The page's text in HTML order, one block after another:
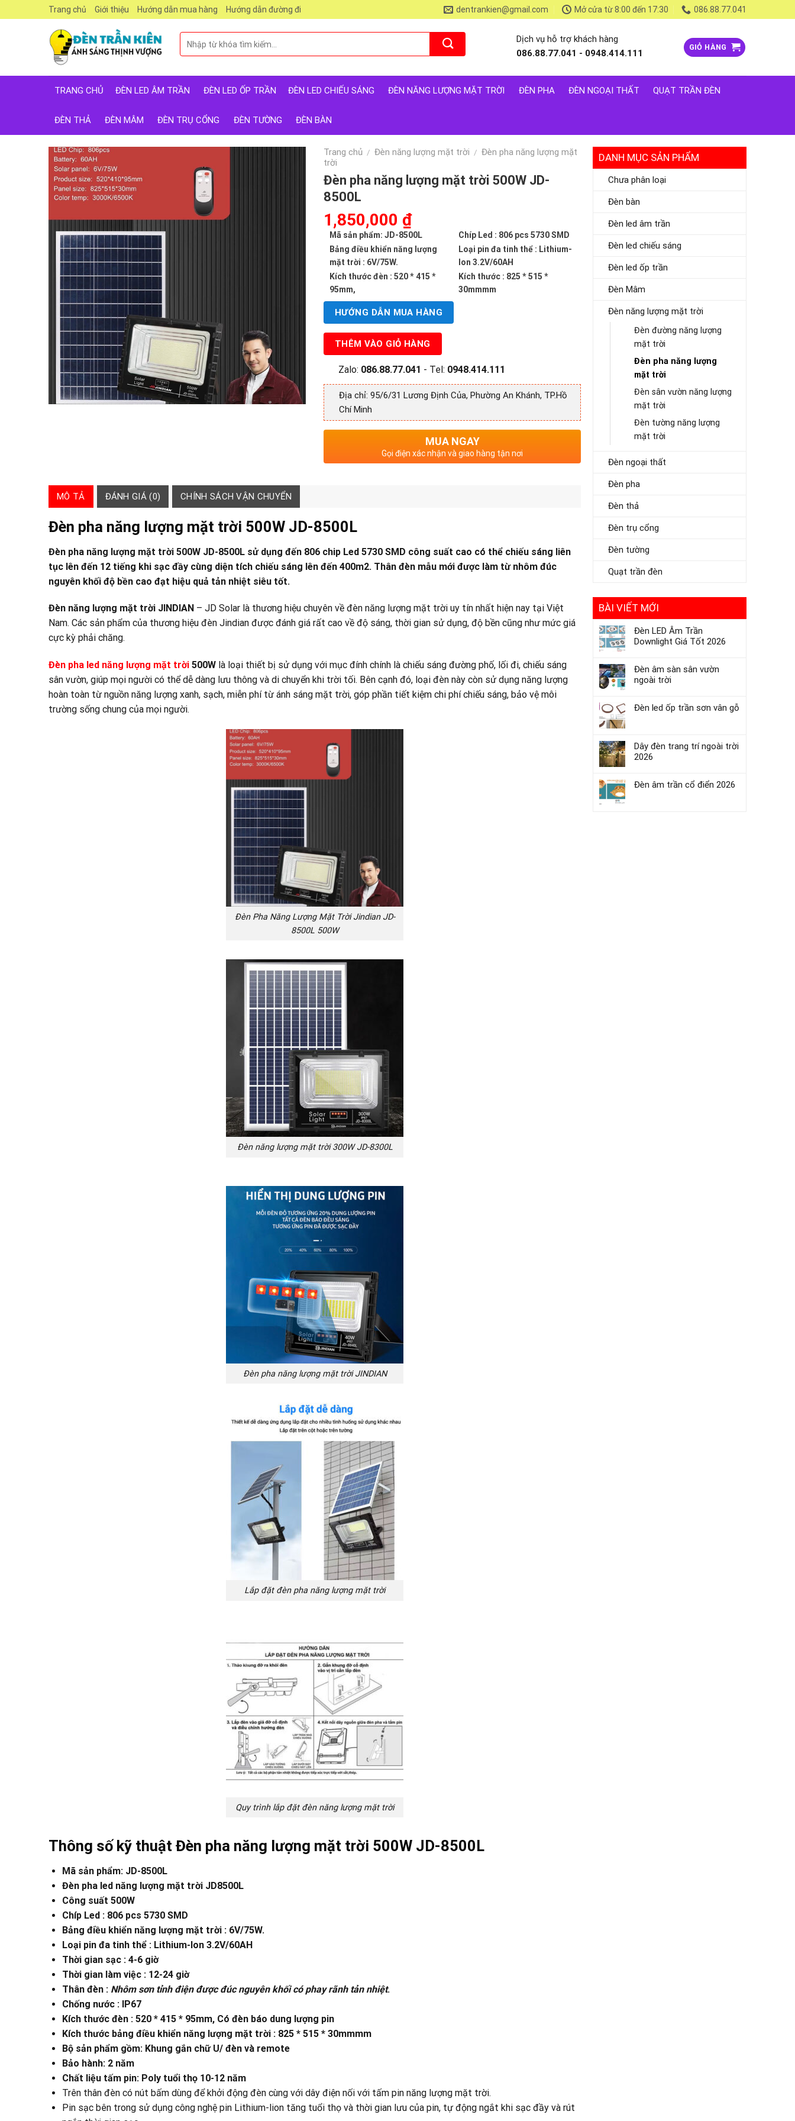
to
Trang chủ Giới thiệu Hướng dẫn mua hàng Hướng dẫn đường đi dentrankien@gmail.com Mở cửa từ 8:00 đến 17:30 086.88.77.041
kiếm:
Dịch vụ hỗ trợ khách hàng
086.88.77.041 - 0948.414.111
GIỎ HÀNG
TRANG CHỦ ĐÈN LED ÂM TRẦN ĐÈN LED ỐP TRẦN ĐÈN LED CHIẾU SÁNG ĐÈN NĂNG LƯỢNG MẶT TRỜI ĐÈN PHA ĐÈN NGOẠI THẤT QUẠT TRẦN ĐÈN
ĐÈN THẢ ĐÈN MÂM ĐÈN TRỤ CỔNG ĐÈN TƯỜNG ĐÈN BÀN
DANH MỤC SẢN PHẨM
Chưa phân loại
Đèn bàn
Đèn led âm trần
Đèn led chiếu sáng
Đèn led ốp trần
Đèn Mâm
Đèn năng lượng mặt trời
Đèn đường năng lượng
mặt trời
Đèn pha năng lượng
mặt trời
Đèn sân vườn năng lượng
mặt trời
Đèn tường năng lượng
mặt trời
Đèn ngoại thất
Đèn pha
Đèn thả
Đèn trụ cổng
Đèn tường
Quạt trần đèn
BÀI VIẾT MỚI
Đèn LED Âm Trần
Downlight Giá Tốt 2026
Đèn âm sàn sân vườn
ngoài trời
Đèn led ốp trần sơn vân gỗ
Dây đèn trang trí ngoài trời
2026
Đèn âm trần cổ điển 2026
Trang chủ / Đèn năng lượng mặt trời / Đèn pha năng lượng mặt
trời
Đèn pha năng lượng mặt trời 500W JD-
8500L
Giá
gốc
là:
2,530,000 ₫.
1,850,000 ₫Giá
hiện
tại
1,850,000 ₫.
Mã sản phẩm: JD-8500L
Chíp Led : 806 pcs 5730 SMD
Bảng điều khiển năng lượng
mặt trời : 6V/75W.
Loại pin đa tinh thể : Lithium-
Ion 3.2V/60AH
Kích thước đèn : 520 * 415 *
95mm,
Kích thước : 825 * 515 *
30mmmm
HƯỚNG DẪN MUA HÀNG
THÊM VÀO GIỎ HÀNG
Zalo: 086.88.77.041 - Tel: 0948.414.111
Địa chỉ: 95/6/31 Lương Định Của, Phường An Khánh, TP.Hồ
Chí Minh
MUA NGAY
Gọi điện xác nhận và giao hàng tận nơi
MÔ TẢ ĐÁNH GIÁ (0) CHÍNH SÁCH VẬN CHUYỂN
Đèn pha năng lượng mặt trời 500W JD-8500L
Đèn pha năng lượng mặt trời 500W JD-8500L sử dụng đến 806 chip Led 5730 SMD công suất cao có thể chiếu sáng liên
tục lên đến 12 tiếng khi sạc đầy cùng diện tích chiếu sáng lên đến 400m2. Thân đèn mẫu mới được làm từ nhôm đúc
nguyên khối độ bền cao đạt hiệu quả tản nhiệt siêu tốt.
Đèn năng lượng mặt trời JINDIAN – JD Solar là thương hiệu chuyên về đèn năng lượng mặt trời uy tín nhất hiện nay tại Việt
Nam. Các sản phẩm của thương hiệu đèn Jindian được đánh giá rất cao về độ sáng, thời gian sử dụng, độ bền cũng như mức giá
cực kỳ phải chăng.
Đèn pha led năng lượng mặt trời 500W là loại thiết bị sử dụng với mục đính chính là chiếu sáng đường phố, lối đi, chiếu sáng
sân vườn, giúp mọi người có thể dễ dàng lưu thông và di chuyển khi trời tối. Bên cạnh đó, loại đèn này còn sử dụng năng lượng
hoàn toàn từ nguồn năng lượng xanh, sạch, miễn phí từ ánh sáng mặt trời, góp phần tiết kiệm chi phí chiếu sáng, bảo vệ môi
trường sống chung của mọi người.
Đèn Pha Năng Lượng Mặt Trời Jindian JD-
8500L 500W
Đèn năng lượng mặt trời 300W JD-8300L
Đèn pha năng lượng mặt trời JINDIAN
Lắp đặt đèn pha năng lượng mặt trời
Quy trình lắp đặt đèn năng lượng mặt trời
Thông số kỹ thuật Đèn pha năng lượng mặt trời 500W JD-8500L
Mã sản phẩm: JD-8500L
Đèn pha led năng lượng mặt trời JD8500L
Công suất 500W
Chíp Led : 806 pcs 5730 SMD
Bảng điều khiển năng lượng mặt trời : 6V/75W.
Loại pin đa tinh thể : Lithium-Ion 3.2V/60AH
Thời gian sạc : 4-6 giờ
Thời gian làm việc : 12-24 giờ
Thân đèn : Nhôm sơn tỉnh điện được đúc nguyên khối có phay rãnh tản nhiệt.
Chống nước : IP67
Kích thước đèn : 520 * 415 * 95mm, Có đèn báo dung lượng pin
Kích thước bảng điều khiển năng lượng mặt trời : 825 * 515 * 30mmmm
Bộ sản phẩm gồm: Khung gắn chữ U/ đèn và remote
Bảo hành: 2 năm
Chất liệu tấm pin: Poly tuổi thọ 10-12 năm
Trên thân đèn có nút bấm dùng để khởi động đèn cùng với dây điện nối với tấm pin năng lượng mặt trời.
Pin sạc bên trong sử dụng công nghệ pin Lithium-lion tăng tuổi thọ và thời gian lưu của pin, tự động ngắt khi sạc đầy và rút